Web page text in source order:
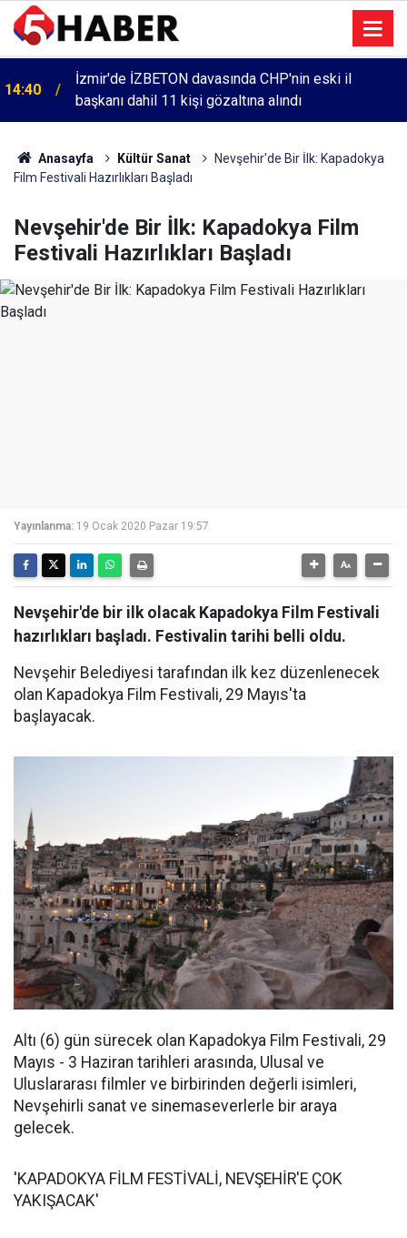
14:40
İzmir'de İZBETON davasında CHP'nin eski il
başkanı dahil 11 kişi gözaltına alındı
Anasayfa Kültür Sanat
Nevşehir'de Bir İlk: Kapadokya
Film Festivali Hazırlıkları Başladı
Nevşehir'de Bir İlk: Kapadokya Film
Festivali Hazırlıkları Başladı
Yayınlanma: 19 Ocak 2020 Pazar 19:57
Nevşehir'de bir ilk olacak Kapadokya Film Festivali
hazırlıkları başladı. Festivalin tarihi belli oldu.
Nevşehir Belediyesi tarafından ilk kez düzenlenecek
olan Kapadokya Film Festivali, 29 Mayıs'ta
başlayacak.
Altı (6) gün sürecek olan Kapadokya Film Festivali, 29
Mayıs - 3 Haziran tarihleri arasında, Ulusal ve
Uluslararası filmler ve birbirinden değerli isimleri,
Nevşehirli sanat ve sinemaseverlerle bir araya
gelecek.
'KAPADOKYA FİLM FESTİVALİ, NEVŞEHİR'E ÇOK
YAKIŞACAK'